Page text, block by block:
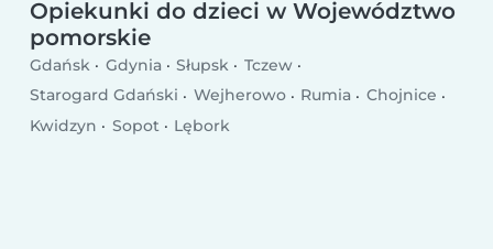
Opiekunka do dziecka w dni powszednie
Opiekunka weekendowa
Opiekunki do dzieci w Województwo
pomorskie
Gdańsk Gdynia Słupsk
Tczew
Starogard Gdański
Wejherowo Rumia
Chojnice
Kwidzyn
Sopot Lębork